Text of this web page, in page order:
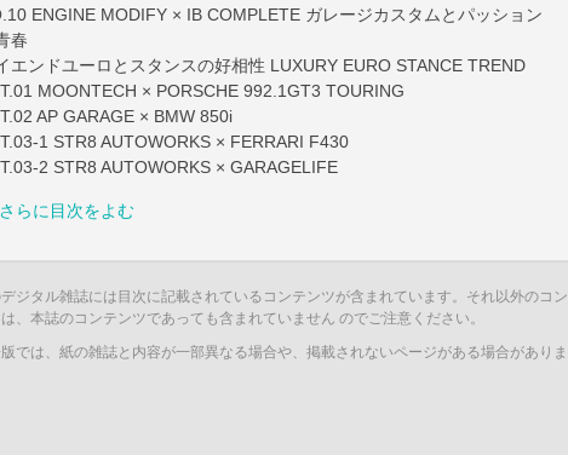
ENGINE MODIFY × IB COMPLETE ガレージカスタムとパッション
春
エンドユーロとスタンスの好相性 LUXURY EURO STANCE TREND
MOONTECH × PORSCHE 992.1GT3 TOURING
AP GARAGE × BMW 850i
1 STR8 AUTOWORKS × FERRARI F430
2 STR8 AUTOWORKS × GARAGELIFE
さらに目次をよむ
ジタル雑誌には目次に記載されているコンテンツが含まれています。それ以外のコン
、本誌のコンテンツであっても含まれていません のでご注意ください。
では、紙の雑誌と内容が一部異なる場合や、掲載されないページがある場合がありま